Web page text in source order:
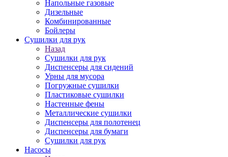
Напольные газовые
Дизельные
Комбинированные
Бойлеры
Сушилки для рук
Назад
Сушилки для рук
Диспенсеры для сидений
Урны для мусора
Погружные сушилки
Пластиковые сушилки
Настенные фены
Металлические сушилки
Диспенсеры для полотенец
Диспенсеры для бумаги
Сушилки для рук
Насосы